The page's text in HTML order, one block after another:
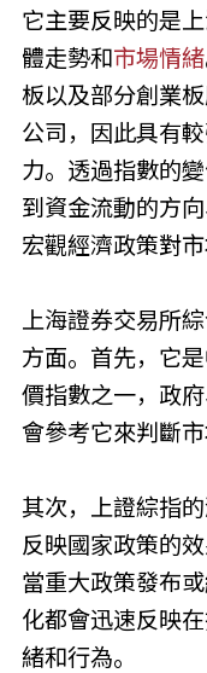
它主要反映的是
體走勢和市場情緒
板以及部分創業
公司，因此具有
力。透過指數的
到資金流動的方
宏觀經濟政策對市
上海證券交易所
方面。首先，它
價指數之一，政
會參考它來判斷
其次，上證綜指
反映國家政策的
當重大政策發布
化都會迅速反映
緒和行為。